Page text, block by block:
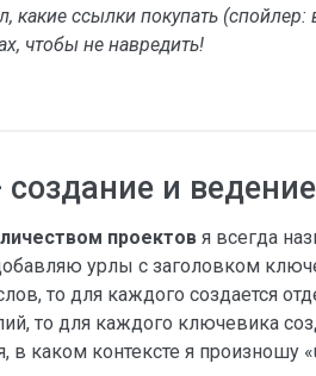
какие ссылки покупать
чтобы не навредить!
и
проектов я всегда
урлы с заголовком
то для каждого создается
то для каждого ключевика
в каком контексте я произношу